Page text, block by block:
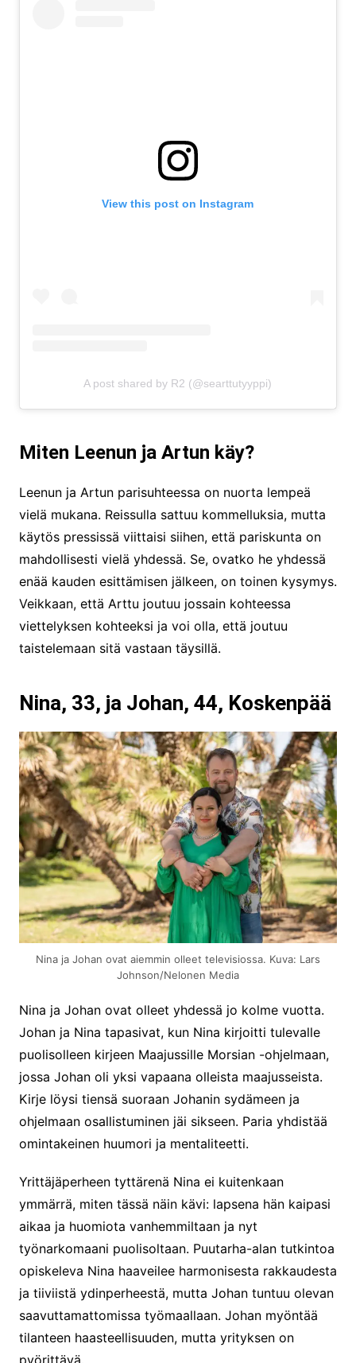
View this post on Instagram
A post shared by R2 (@searttutyyppi)
Miten Leenun ja Artun käy?
Leenun ja Artun parisuhteessa on nuorta lempeä
vielä mukana. Reissulla sattuu kommelluksia, mutta
käytös pressissä viittaisi siihen, että pariskunta on
mahdollisesti vielä yhdessä. Se, ovatko he yhdessä
enää kauden esittämisen jälkeen, on toinen kysymys.
Veikkaan, että Arttu joutuu jossain kohteessa
viettelyksen kohteeksi ja voi olla, että joutuu
taistelemaan sitä vastaan täysillä.
Nina, 33, ja Johan, 44, Koskenpää
Nina ja Johan ovat aiemmin olleet televisiossa. Kuva: Lars
Johnson/Nelonen Media
Nina ja Johan ovat olleet yhdessä jo kolme vuotta.
Johan ja Nina tapasivat, kun Nina kirjoitti tulevalle
puolisolleen kirjeen Maajussille Morsian -ohjelmaan,
jossa Johan oli yksi vapaana olleista maajusseista.
Kirje löysi tiensä suoraan Johanin sydämeen ja
ohjelmaan osallistuminen jäi sikseen. Paria yhdistää
omintakeinen huumori ja mentaliteetti.
Yrittäjäperheen tyttärenä Nina ei kuitenkaan
ymmärrä, miten tässä näin kävi: lapsena hän kaipasi
aikaa ja huomiota vanhemmiltaan ja nyt
työnarkomaani puolisoltaan. Puutarha-alan tutkintoa
opiskeleva Nina haaveilee harmonisesta rakkaudesta
ja tiiviistä ydinperheestä, mutta Johan tuntuu olevan
saavuttamattomissa työmaallaan. Johan myöntää
tilanteen haasteellisuuden, mutta yrityksen on